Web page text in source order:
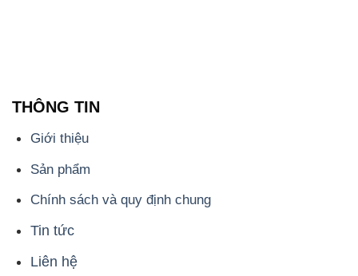
Chính sách và quy định chung
Tin tức
Liên hệ
📞
PHÒNG KINH DOANH - CÔNG TY HÓA CHẤT
ĐẮC TRƯỜNG PHÁT